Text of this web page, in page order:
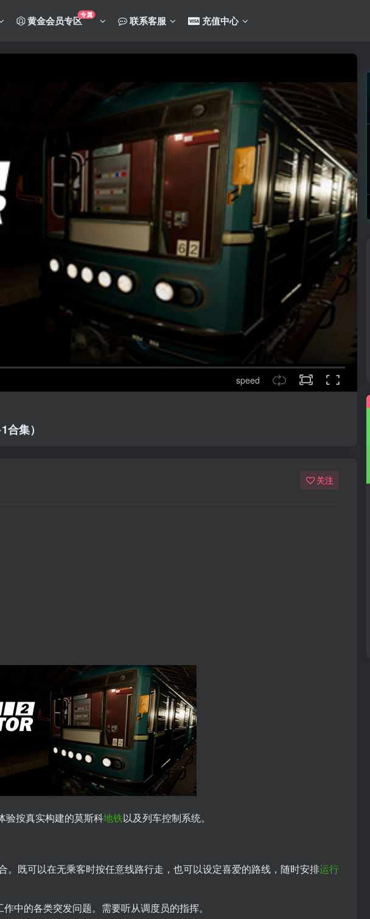
黄金会员专区专属 联系客服 充值中心
speed
合集）
关注
验按真实构建的莫斯科地铁以及列车控制系统。
。既可以在无乘客时按任意线路行走，也可以设定喜爱的路线，随时安排运行
中的各类突发问题。需要听从调度员的指挥。